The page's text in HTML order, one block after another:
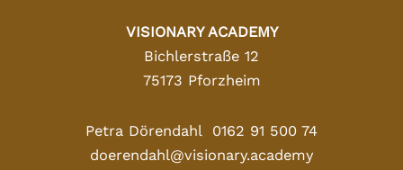
VISIONARY ACADEMY
Bichlerstraße 12
75173 Pforzheim
Petra Dörendahl 0162 91 500 74
doerendahl@visionary.academy